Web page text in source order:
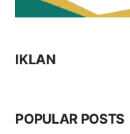
IKLAN
POPULAR POSTS